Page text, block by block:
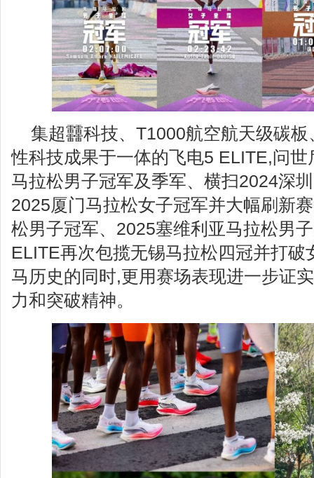
集超䨻科技、T1000航空航天级碳
性科技成果于一体的飞电5 ELITE,问
马拉松男子冠军及季军、横扫2024深
2025厦门马拉松女子冠军并大幅刷新
松男子冠军、2025塞维利亚马拉松男
ELITE再次包揽无锡马拉松四冠并打破
马历史的同时,更用赛场表现进一步证
力和突破精神。